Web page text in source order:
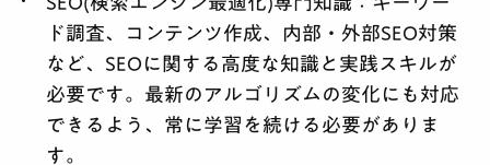
ド調査、コンテンツ作成、内部・外部SEO対策
など、SEOに関する高度な知識と実践スキルが
必要です。最新のアルゴリズムの変化にも対応
できるよう、常に学習を続ける必要がありま
す。